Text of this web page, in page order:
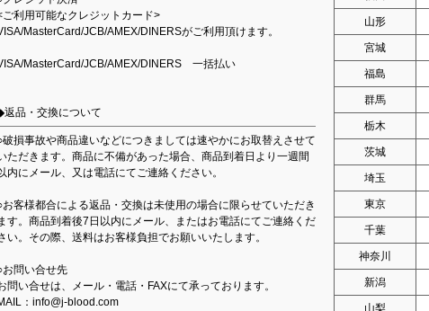
ご利用可能なクレジットカード>
MasterCard/JCB/AMEX/DINERSがご利用頂けます。
MasterCard/JCB/AMEX/DINERS 一括払い
返品・交換について
破損事故や商品違いなどにつきましては速やかにお取替えさせて
ただきます。商品に不備があった場合、商品到着日より一週間
内にメール、又は電話にてご連絡ください。
お客様都合による返品・交換は未使用の場合に限らせていただき
す。商品到着後7日以内にメール、またはお電話にてご連絡くだ
い。その際、送料はお客様負担でお願いいたします。
お問い合せ先
問い合せは、メール・電話・FAXにて承っております。
：info@j-blood.com
山形
宮城
福島
群馬
栃木
茨城
埼玉
東京
千葉
神奈川
新潟
山梨